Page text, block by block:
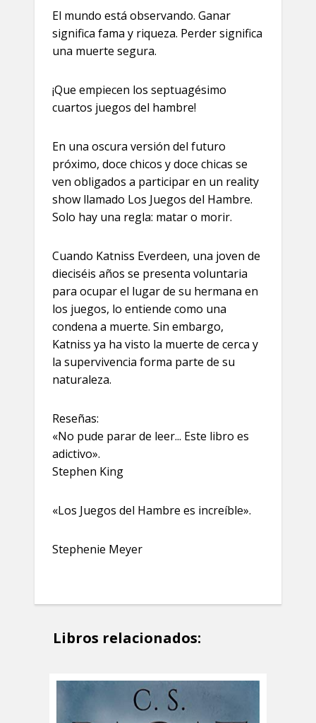
El mundo está observando. Ganar
significa fama y riqueza. Perder significa
una muerte segura.
¡Que empiecen los septuagésimo
cuartos juegos del hambre!
En una oscura versión del futuro
próximo, doce chicos y doce chicas se
ven obligados a participar en un reality
show llamado Los Juegos del Hambre.
Solo hay una regla: matar o morir.
Cuando Katniss Everdeen, una joven de
dieciséis años se presenta voluntaria
para ocupar el lugar de su hermana en
los juegos, lo entiende como una
condena a muerte. Sin embargo,
Katniss ya ha visto la muerte de cerca y
la supervivencia forma parte de su
naturaleza.
Reseñas:
«No pude parar de leer... Este libro es
adictivo».
Stephen King
«Los Juegos del Hambre es increíble».
Stephenie Meyer
Libros relacionados: